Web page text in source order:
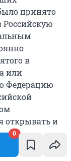
0
принято
Российскую
в
или
Федерацию
открывать и
территории